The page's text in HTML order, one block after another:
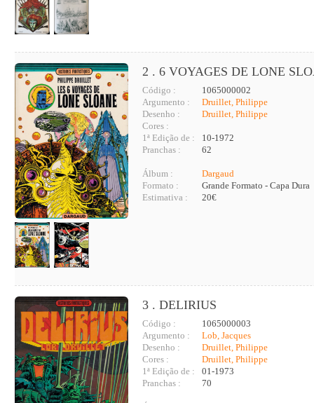
2 . 6 VOYAGES DE LONE
Código :
1065000002
Argumento :
Druillet, Philippe
Desenho :
Druillet, Philippe
Cores :
1ª Edição de :
10-1972
Pranchas :
62
Álbum :
Dargaud
Formato :
Grande Formato - Capa Dura
Estimativa :
20€
3 . DELIRIUS
Código :
1065000003
Argumento :
Lob, Jacques
Desenho :
Druillet, Philippe
Cores :
Druillet, Philippe
1ª Edição de :
01-1973
Pranchas :
70